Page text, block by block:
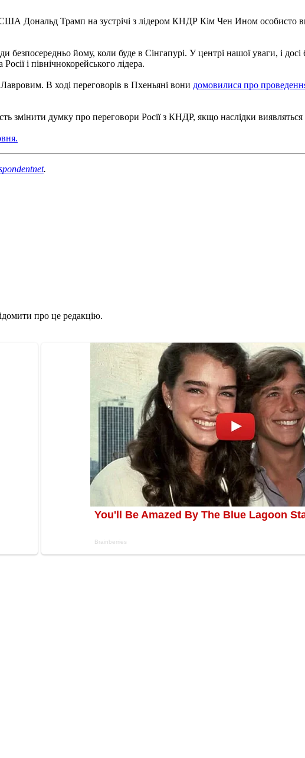
Дональд Трамп на зустрічі з лідером КНДР Кім Чен Ином особисто
йому, коли буде в Сінгапурі. У центрі нашої уваги, і досі
і північнокорейського лідера.
В ході переговорів в Пхеньяні вони домовилися про проведення
змінити думку про переговори Росії з КНДР, якщо наслідки
.
про це редакцію.